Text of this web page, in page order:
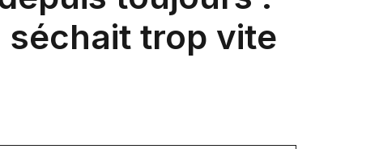
séchait trop vite